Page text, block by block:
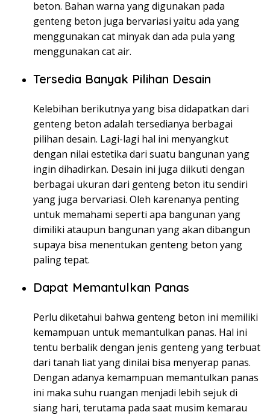
beton. Bahan warna yang digunakan pada
genteng beton juga bervariasi yaitu ada yang
menggunakan cat minyak dan ada pula yang
menggunakan cat air.
Tersedia Banyak Pilihan Desain
Kelebihan berikutnya yang bisa didapatkan dari
genteng beton adalah tersedianya berbagai
pilihan desain. Lagi-lagi hal ini menyangkut
dengan nilai estetika dari suatu bangunan yang
ingin dihadirkan. Desain ini juga diikuti dengan
berbagai ukuran dari genteng beton itu sendiri
yang juga bervariasi. Oleh karenanya penting
untuk memahami seperti apa bangunan yang
dimiliki ataupun bangunan yang akan dibangun
supaya bisa menentukan genteng beton yang
paling tepat.
Dapat Memantulkan Panas
Perlu diketahui bahwa genteng beton ini memiliki
kemampuan untuk memantulkan panas. Hal ini
tentu berbalik dengan jenis genteng yang terbuat
dari tanah liat yang dinilai bisa menyerap panas.
Dengan adanya kemampuan memantulkan panas
ini maka suhu ruangan menjadi lebih sejuk di
siang hari, terutama pada saat musim kemarau